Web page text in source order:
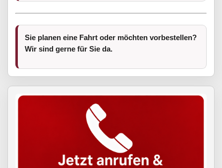
Sie planen eine Fahrt oder möchten vorbestellen?
Wir sind gerne für Sie da.